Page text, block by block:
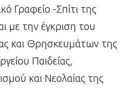
Γραφείο -Σπίτι της
με την έγκριση του
και Θρησκευμάτων της
Παιδείας,
και Νεολαίας της